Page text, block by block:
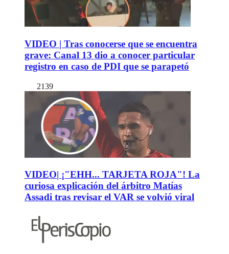
VIDEO | Tras conocerse que se encuentra
grave: Canal 13 dio a conocer particular
registro en caso de PDI que se parapetó
2139
VIDEO| ¡"EHH... TARJETA ROJA"! La
curiosa explicación del árbitro Matías
Assadi tras revisar el VAR se volvió viral